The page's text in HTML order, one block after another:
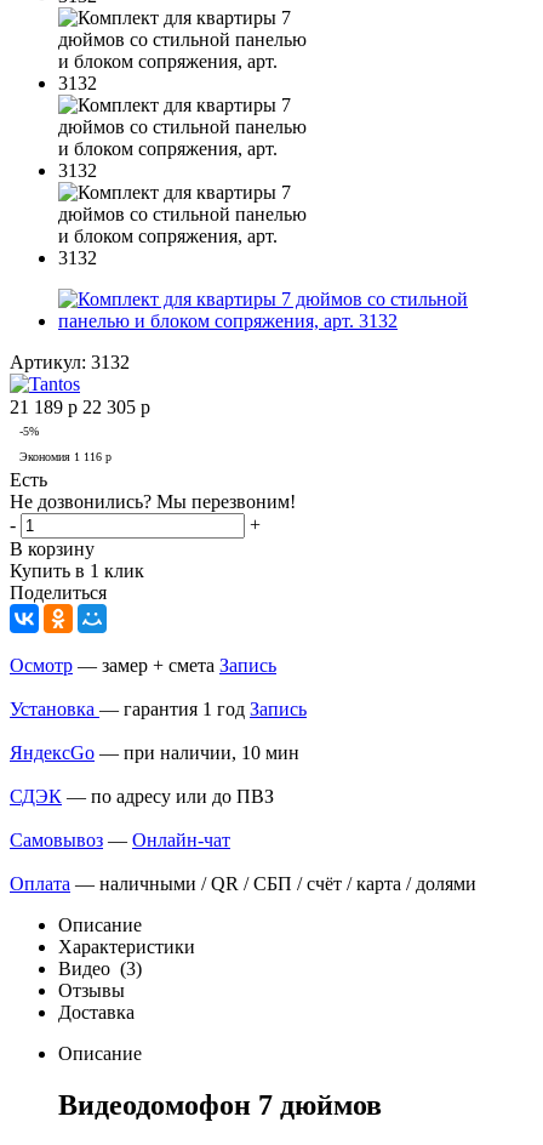
Артикул: 3132
21 189 р 22 305 р
-5%
Экономия 1 116 р
Есть
Не дозвонились? Мы перезвоним!
-
+
В корзину
Купить в 1 клик
Поделиться
Осмотр — замер + смета Запись
Установка — гарантия 1 год Запись
ЯндексGo — при наличии, 10 мин
СДЭК — по адресу или до ПВЗ
Самовывоз — Онлайн-чат
Оплата — наличными / QR / СБП / счёт / карта / долями
Описание
Характеристики
Видео (3)
Отзывы
Доставка
Описание
Видеодомофон 7 дюймов